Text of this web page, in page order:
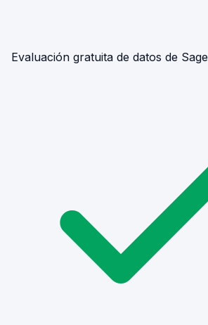
Evaluación gratuita de datos de Sage